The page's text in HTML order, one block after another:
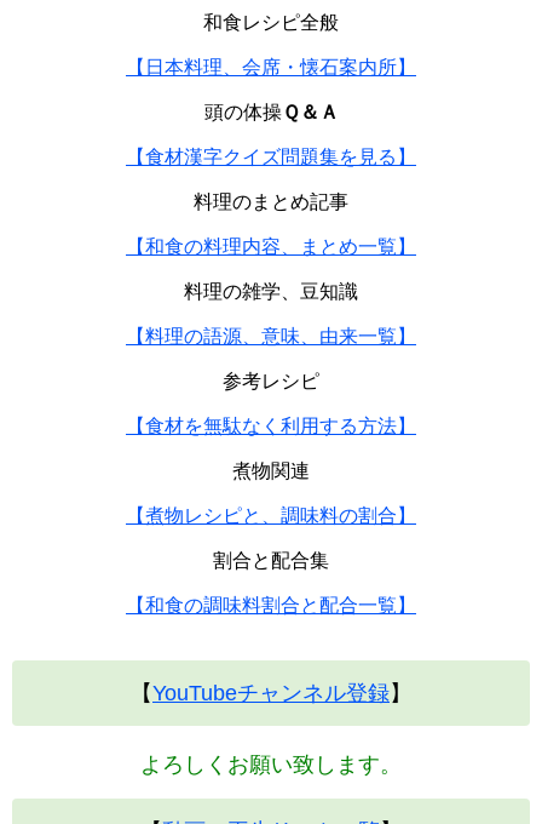
和食レシピ全般
【日本料理、会席・懐石案内所】
頭の体操Ｑ＆Ａ
【食材漢字クイズ問題集を見る】
料理のまとめ記事
【和食の料理内容、まとめ一覧】
料理の雑学、豆知識
【料理の語源、意味、由来一覧】
参考レシピ
【食材を無駄なく利用する方法】
煮物関連
【煮物レシピと、調味料の割合】
割合と配合集
【和食の調味料割合と配合一覧】
【YouTubeチャンネル登録】
よろしくお願い致します。